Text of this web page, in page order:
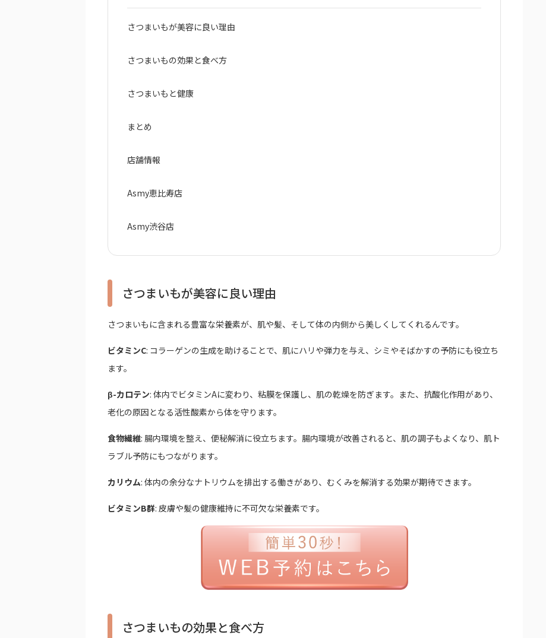
さつまいもが美容に良い理由
さつまいもの効果と食べ方
さつまいもと健康
まとめ
店舗情報
Asmy恵比寿店
Asmy渋谷店
さつまいもが美容に良い理由
さつまいもに含まれる豊富な栄養素が、肌や髪、そして体の内側から美しくしてくれるんです。
ビタミンC: コラーゲンの生成を助けることで、肌にハリや弾力を与え、シミやそばかすの予防にも役立ち
ます。
β-カロテン: 体内でビタミンAに変わり、粘膜を保護し、肌の乾燥を防ぎます。また、抗酸化作用があり、
老化の原因となる活性酸素から体を守ります。
食物繊維: 腸内環境を整え、便秘解消に役立ちます。腸内環境が改善されると、肌の調子もよくなり、肌ト
ラブル予防にもつながります。
カリウム: 体内の余分なナトリウムを排出する働きがあり、むくみを解消する効果が期待できます。
ビタミンB群: 皮膚や髪の健康維持に不可欠な栄養素です。
さつまいもの効果と食べ方